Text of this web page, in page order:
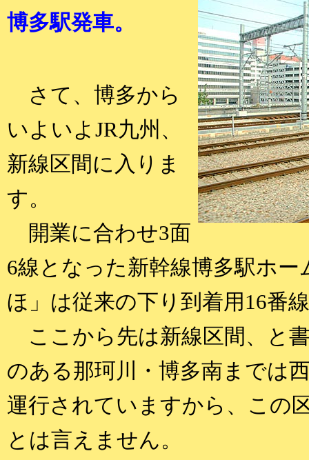
博多駅発車。
さて、博多から
いよいよJR九州、
新線区間に入りま
す。
開業に合わせ3面
6線となった新幹線博多駅ホ
ほ」は従来の下り到着用16番
ここから先は新線区間、と
のある那珂川・博多南までは
運行されていますから、この
とは言えません。